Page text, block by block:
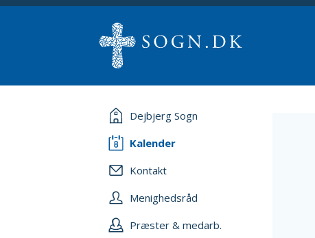
Dejbjerg Sogn
Kalender
Kontakt
Menighedsråd
Præster & medarb.